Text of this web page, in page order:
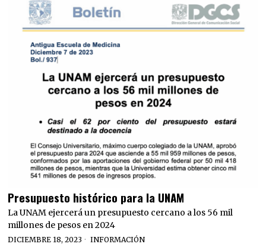
Presupuesto histórico para la UNAM
La UNAM ejercerá un presupuesto cercano a los 56 mil
millones de pesos en 2024
DICIEMBRE 18, 2023 INFORMACIÓN